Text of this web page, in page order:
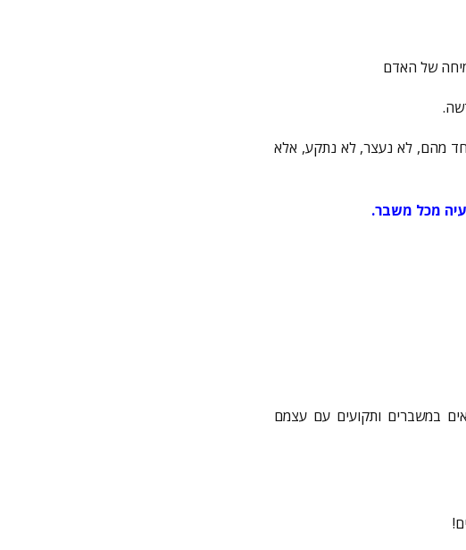
של האדם
מהם, לא נעצר, לא נתקע, אלא
מכל משבר.
במשברים ותקועים עם עצמם